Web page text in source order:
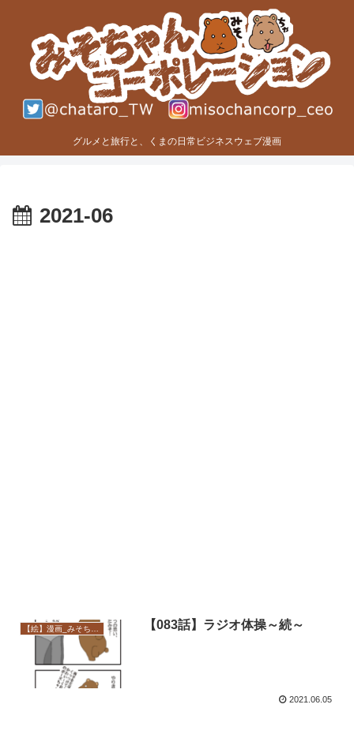
グルメと旅行と、くまの日常ビジネスウェブ漫画
2021-06
【083話】ラジオ体操～続～
2021.06.05